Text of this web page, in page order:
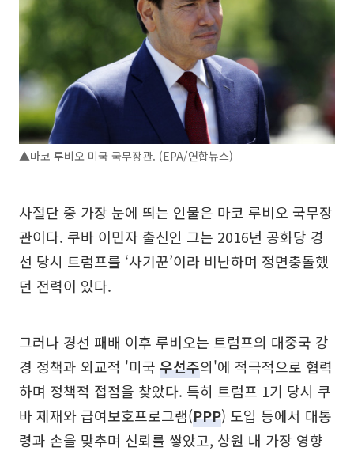
▲마코 루비오 미국 국무장관. (EPA/연합뉴스)
사절단 중 가장 눈에 띄는 인물은 마코 루비오 국무장
관이다. 쿠바 이민자 출신인 그는 2016년 공화당 경
선 당시 트럼프를 ‘사기꾼’이라 비난하며 정면충돌했
던 전력이 있다.
그러나 경선 패배 이후 루비오는 트럼프의 대중국 강
경 정책과 외교적 '미국 우선주의'에 적극적으로 협력
하며 정책적 접점을 찾았다. 특히 트럼프 1기 당시 쿠
바 제재와 급여보호프로그램(PPP) 도입 등에서 대통
령과 손을 맞추며 신뢰를 쌓았고, 상원 내 가장 영향